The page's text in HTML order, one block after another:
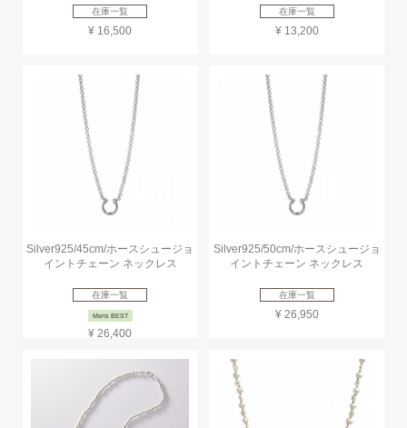
在庫一覧
¥ 16,500
在庫一覧
¥ 13,200
Silver925/45cm/ホースシュージョ
イントチェーン ネックレス
在庫一覧
Mens BEST
¥ 26,400
Silver925/50cm/ホースシュージョ
イントチェーン ネックレス
在庫一覧
¥ 26,950